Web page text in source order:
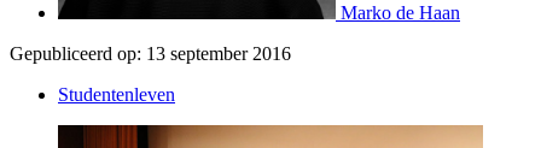
Marko de Haan
Gepubliceerd op: 13 september 2016
Studentenleven